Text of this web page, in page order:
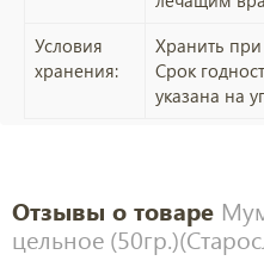
Условия
хранения:
Хранить при
Срок
указана на
Отзывы о товаре
цельное